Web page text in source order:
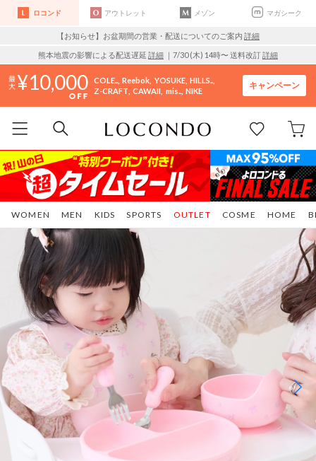
ロコンド アウトレット メゾン マガシーク
【お知らせ】お盆期間の営業・配送についてのご案内 詳細
熊本地震の影響による配送遅延 詳細 ｜7/30 (木) 14時〜 送料改訂詳細
10,000 COLE.. Reebok YOSUKE HILLS..
Z-CRAFT CAWAII mis.. NIKE
キャンペーン
WOMEN MEN KIDS SPORTS COSME HOME
OUTLET